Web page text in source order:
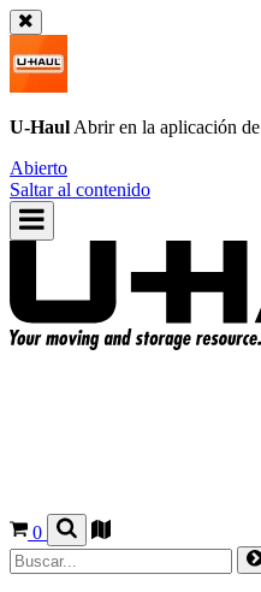
U-Haul Abrir en la aplicación de
Abierto
Saltar al contenido
0